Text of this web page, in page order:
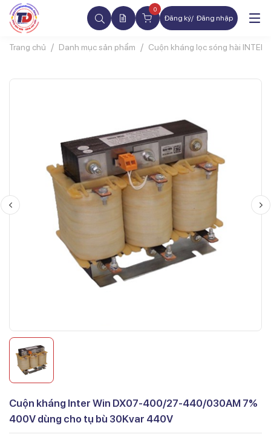
0
Đăng ký Đăng nhập
Trang chủ Danh mục sản phẩm Cuộn kháng lọc sóng hài INTER
Cuộn kháng Inter Win DX07-400/27-440/030AM 7%
400V dùng cho tụ bù 30Kvar 440V